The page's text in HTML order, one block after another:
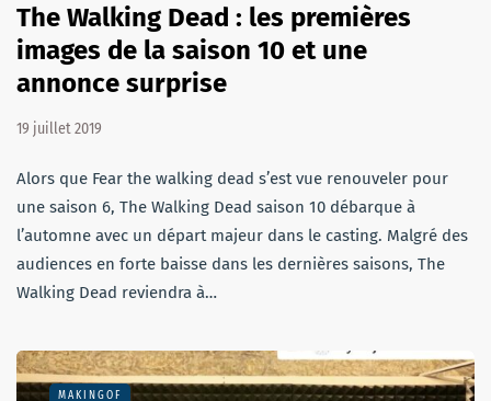
The Walking Dead : les premières
images de la saison 10 et une
annonce surprise
19 juillet 2019
Alors que Fear the walking dead s’est vue renouveler pour
une saison 6, The Walking Dead saison 10 débarque à
l’automne avec un départ majeur dans le casting. Malgré des
audiences en forte baisse dans les dernières saisons, The
Walking Dead reviendra à…
MAKINGOF